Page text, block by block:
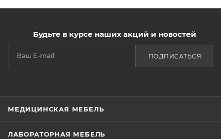
Будьте в курсе наших акций и новостей
ПОДПИСАТЬСЯ
МЕДИЦИНСКАЯ МЕБЕЛЬ
ЛАБОРАТОРНАЯ МЕБЕЛЬ